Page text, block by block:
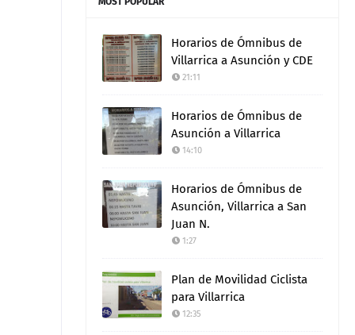
Horarios de Ómnibus de
Villarrica a Asunción y CDE
21:11
Horarios de Ómnibus de
Asunción a Villarrica
14:10
Horarios de Ómnibus de
Asunción, Villarrica a San
Juan N.
1:27
Plan de Movilidad Ciclista
para Villarrica
12:35